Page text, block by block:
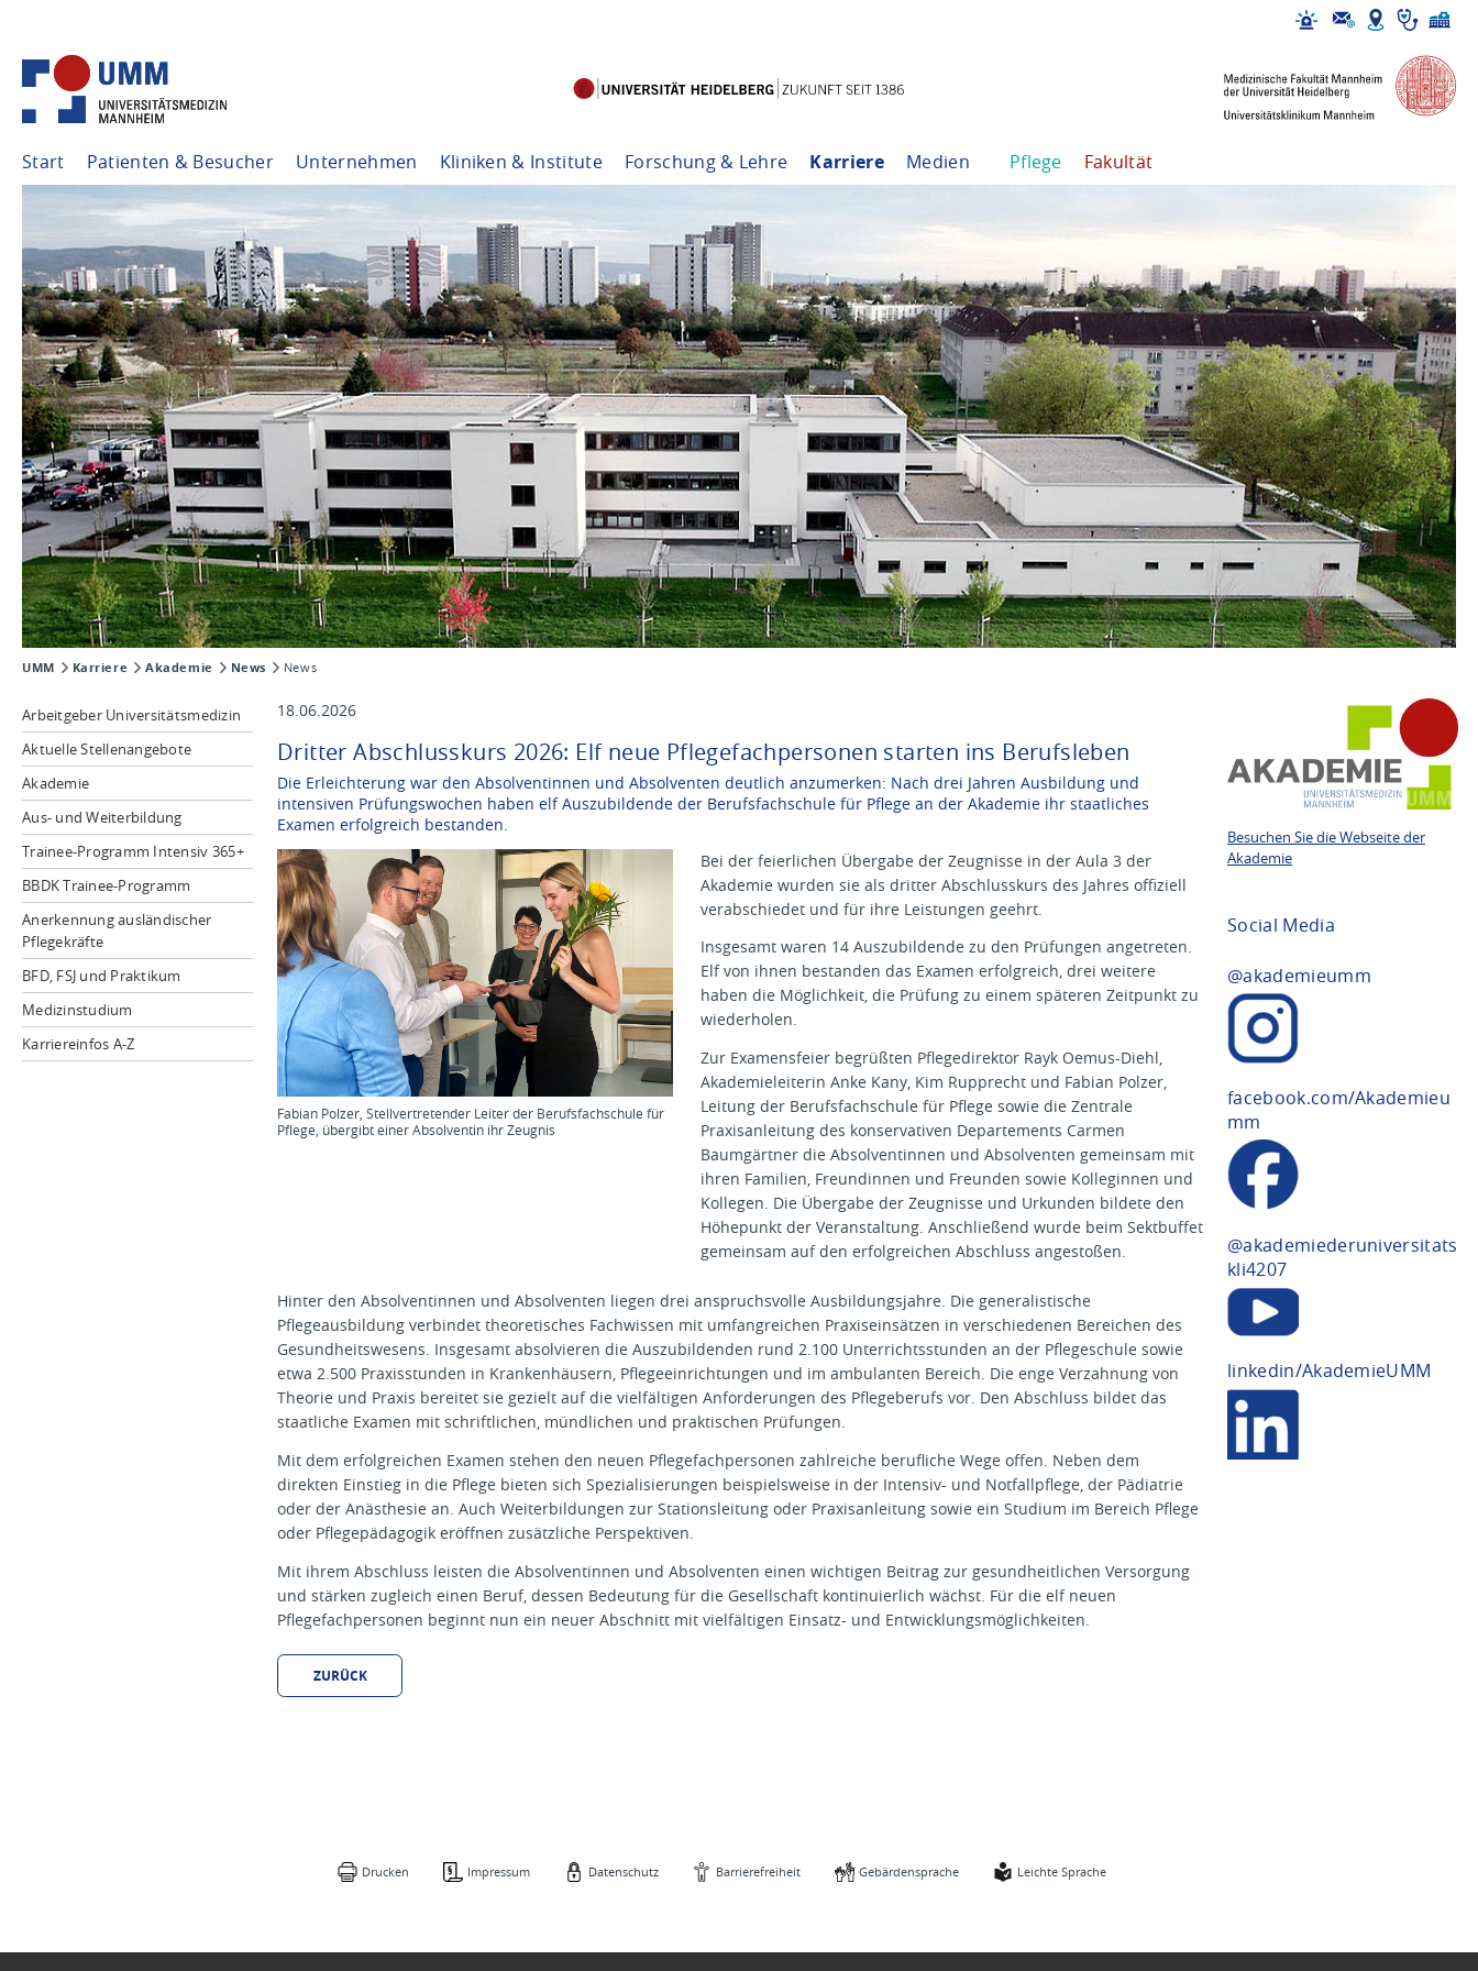
Start Patienten & Besucher Unternehmen Kliniken & Institute Forschung & Lehre Karriere Medien Pflege Fakultät
UMM Karriere Akademie News News
Arbeitgeber Universitätsmedizin
Aktuelle Stellenangebote
Akademie
Aus- und Weiterbildung
Trainee-Programm Intensiv 365+
BBDK Trainee-Programm
Anerkennung ausländischer
Pflegekräfte
BFD, FSJ und Praktikum
Medizinstudium
Karriereinfos A-Z
18.06.2026
Dritter Abschlusskurs 2026: Elf neue Pflegefachpersonen starten ins Berufsleben
Die Erleichterung war den Absolventinnen und Absolventen deutlich anzumerken: Nach drei Jahren Ausbildung und
intensiven Prüfungswochen haben elf Auszubildende der Berufsfachschule für Pflege an der Akademie ihr staatliches
Examen erfolgreich bestanden.
Fabian Polzer, Stellvertretender Leiter der Berufsfachschule für
Pflege, übergibt einer Absolventin ihr Zeugnis
Bei der feierlichen Übergabe der Zeugnisse in der Aula 3 der
Akademie wurden sie als dritter Abschlusskurs des Jahres offiziell
verabschiedet und für ihre Leistungen geehrt.
Insgesamt waren 14 Auszubildende zu den Prüfungen angetreten.
Elf von ihnen bestanden das Examen erfolgreich, drei weitere
haben die Möglichkeit, die Prüfung zu einem späteren Zeitpunkt zu
wiederholen.
Zur Examensfeier begrüßten Pflegedirektor Rayk Oemus-Diehl,
Akademieleiterin Anke Kany, Kim Rupprecht und Fabian Polzer,
Leitung der Berufsfachschule für Pflege sowie die Zentrale
Praxisanleitung des konservativen Departements Carmen
Baumgärtner die Absolventinnen und Absolventen gemeinsam mit
ihren Familien, Freundinnen und Freunden sowie Kolleginnen und
Kollegen. Die Übergabe der Zeugnisse und Urkunden bildete den
Höhepunkt der Veranstaltung. Anschließend wurde beim Sektbuffet
gemeinsam auf den erfolgreichen Abschluss angestoßen.
Hinter den Absolventinnen und Absolventen liegen drei anspruchsvolle Ausbildungsjahre. Die generalistische
Pflegeausbildung verbindet theoretisches Fachwissen mit umfangreichen Praxiseinsätzen in verschiedenen Bereichen des
Gesundheitswesens. Insgesamt absolvieren die Auszubildenden rund 2.100 Unterrichtsstunden an der Pflegeschule sowie
etwa 2.500 Praxisstunden in Krankenhäusern, Pflegeeinrichtungen und im ambulanten Bereich. Die enge Verzahnung von
Theorie und Praxis bereitet sie gezielt auf die vielfältigen Anforderungen des Pflegeberufs vor. Den Abschluss bildet das
staatliche Examen mit schriftlichen, mündlichen und praktischen Prüfungen.
Mit dem erfolgreichen Examen stehen den neuen Pflegefachpersonen zahlreiche berufliche Wege offen. Neben dem
direkten Einstieg in die Pflege bieten sich Spezialisierungen beispielsweise in der Intensiv- und Notfallpflege, der Pädiatrie
oder der Anästhesie an. Auch Weiterbildungen zur Stationsleitung oder Praxisanleitung sowie ein Studium im Bereich Pflege
oder Pflegepädagogik eröffnen zusätzliche Perspektiven.
Mit ihrem Abschluss leisten die Absolventinnen und Absolventen einen wichtigen Beitrag zur gesundheitlichen Versorgung
und stärken zugleich einen Beruf, dessen Bedeutung für die Gesellschaft kontinuierlich wächst. Für die elf neuen
Pflegefachpersonen beginnt nun ein neuer Abschnitt mit vielfältigen Einsatz- und Entwicklungsmöglichkeiten.
ZURÜCK
Besuchen Sie die Webseite der
Akademie
Social Media
@akademieumm
facebook.com/Akademieu
mm
@akademiederuniversitats
kli4207
linkedin/AkademieUMM
Drucken Impressum Datenschutz Barrierefreiheit Gebärdensprache Leichte Sprache